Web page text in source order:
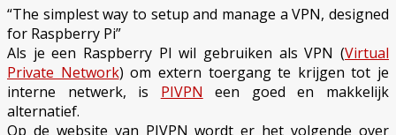
voor
PI
“The simplest way to setup and manage a VPN, designed
for Raspberry Pi”
Als je een Raspberry PI wil gebruiken als VPN (Virtual
Private Network) om extern toergang te krijgen tot je
interne netwerk, is PIVPN een goed en makkelijk
alternatief.
Op de website van PIVPN wordt er het volgende over